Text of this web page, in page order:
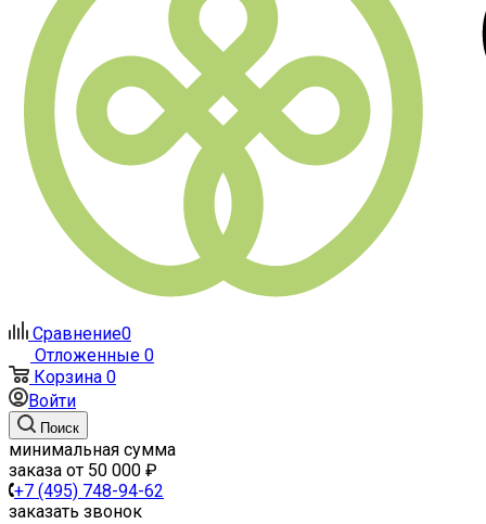
Сравнение0
Отложенные 0
Корзина 0
Войти
Поиск
минимальная сумма
заказа от 50 000 ₽
+7 (495) 748-94-62
заказать звонок